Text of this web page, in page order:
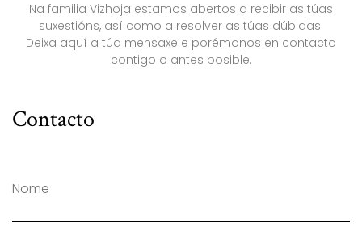
Na familia Vizhoja estamos abertos a recibir as túas
suxestións, así como a resolver as túas dúbidas.
Deixa aquí a túa mensaxe e porémonos en contacto
contigo o antes posible.
Contacto
Nome